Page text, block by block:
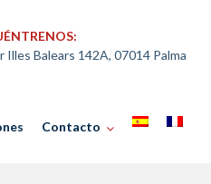
Illes Balears 142A, 07014 Palma
Contacto